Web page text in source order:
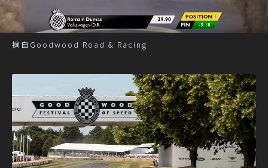
摘自Goodwood Road & Racing